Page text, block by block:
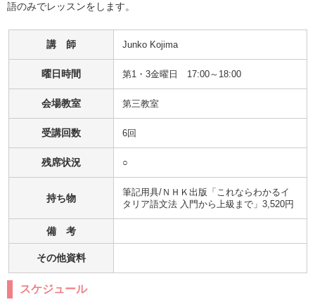
語のみでレッスンをします。
講 師 Junko Kojima
曜日時間 第1・3金曜日 17:00～18:00
会場教室 第三教室
受講回数 6回
残席状況 ○
持ち物
筆記用具/ＮＨＫ出版「これならわかるイ
タリア語文法 入門から上級まで」3,520円
備 考
その他資料
スケジュール